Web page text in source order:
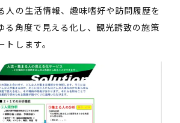
人の生活情報、趣味嗜好や訪問履歴を
る角度で見える化し、観光誘致の施策
します。